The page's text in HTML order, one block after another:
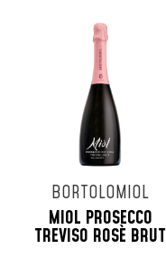
BORTOLOMIOL
MIOL PROSECCO
TREVISO ROSÈ BRUT